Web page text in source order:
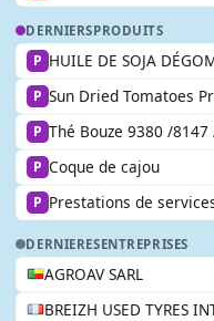
DERNIERSPRODUITS
P HUILE DE SOJA
P Sun Dried Tomatoes
P Thé Bouze 9380 /
P Coque de cajou
P Prestations de
DERNIERESENTREPRISES
AGROAV SARL
BREIZH USED TYRES